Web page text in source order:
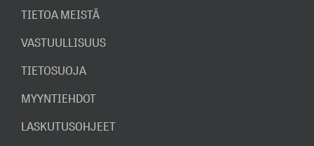
TIETOA MEISTÄ
VASTUULLISUUS
TIETOSUOJA
MYYNTIEHDOT
LASKUTUSOHJEET